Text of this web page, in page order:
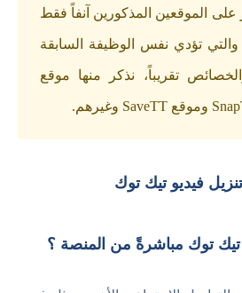
على الموقعين المذكورين آنفاً فقط
والتي تؤدي نفس الوظيفة السابقة
تقريباً، نذكر منها موقع
فيديو تيك توك
توك مباشرةً من المنصة ؟